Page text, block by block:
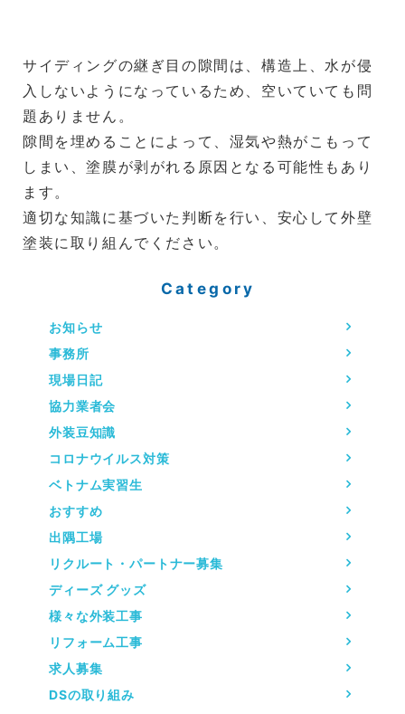
サイディングの継ぎ目の隙間は、構造上、水が侵
入しないようになっているため、空いていても問
題ありません。
隙間を埋めることによって、湿気や熱がこもって
しまい、塗膜が剥がれる原因となる可能性もあり
ます。
適切な知識に基づいた判断を行い、安心して外壁
塗装に取り組んでください。
Category
お知らせ
事務所
現場日記
協力業者会
外装豆知識
コロナウイルス対策
ベトナム実習生
おすすめ
出隅工場
リクルート・パートナー募集
ディーズ グッズ
様々な外装工事
リフォーム工事
求人募集
DSの取り組み